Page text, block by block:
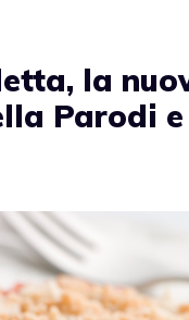
la
Parodi